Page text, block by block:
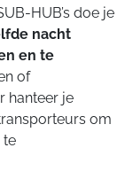
HUB’s doe je
nacht
en te
of
hanteer je
om
te